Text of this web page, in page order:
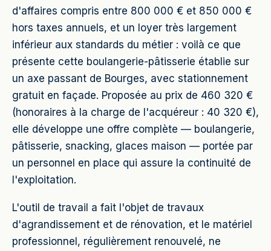
d'affaires compris entre 800 000 € et 850 000 €
hors taxes annuels, et un loyer très largement
inférieur aux standards du métier : voilà ce que
présente cette boulangerie-pâtisserie établie sur
un axe passant de Bourges, avec stationnement
gratuit en façade. Proposée au prix de 460 320 €
(honoraires à la charge de l'acquéreur : 40 320 €),
elle développe une offre complète — boulangerie,
pâtisserie, snacking, glaces maison — portée par
un personnel en place qui assure la continuité de
l'exploitation.
L'outil de travail a fait l'objet de travaux
d'agrandissement et de rénovation, et le matériel
professionnel, régulièrement renouvelé, ne